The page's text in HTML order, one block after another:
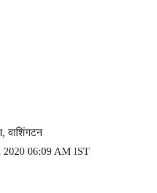
वाशिंगटन
2020 06:09 AM IST